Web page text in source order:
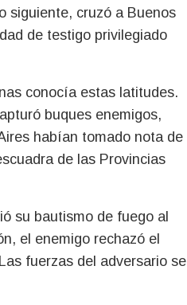
siguiente, cruzó a Buenos
de testigo privilegiado
conocía estas latitudes.
buques enemigos,
habían tomado nota de
de las Provincias
su bautismo de fuego al
el enemigo rechazó el
fuerzas del adversario se